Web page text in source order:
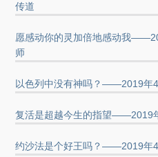
传道
愿感动你的灵加倍地感动我
师
以色列中没有神吗？——2019年
复活是超越今生的指望——2019
约沙法是个好王吗？——2019年